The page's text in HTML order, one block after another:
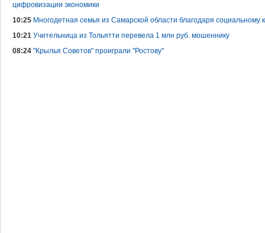
цифровизации экономики
10:25 Многодетная семья из Самарской области благодаря социальному
10:21 Учительница из Тольятти перевела 1 млн руб. мошеннику
08:24 "Крылья Советов" проиграли "Ростову"